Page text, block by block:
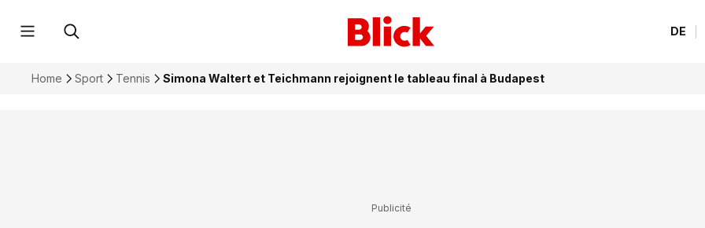
DE
Home Sport Tennis Simona Waltert et Teichmann rejoignent le tableau final à Budapest